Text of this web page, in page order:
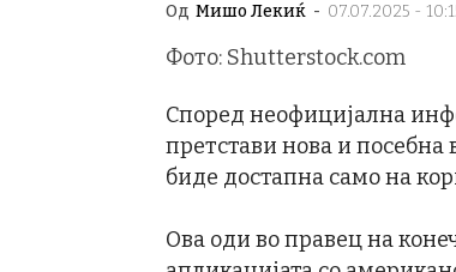
Од Мишо Лекиќ - 07.07.2025 -
Фото: Shutterstock.com
Според неофицијална
претстави нова и посебна
биде достапна само на
Ова оди во правец на